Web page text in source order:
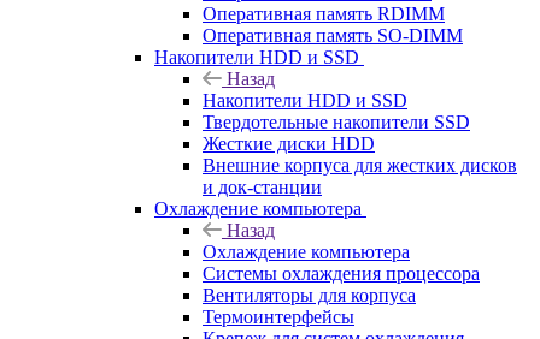
Оперативная память RDIMM
Оперативная память SO-DIMM
Накопители HDD и SSD
Назад
Накопители HDD и SSD
Твердотельные накопители SSD
Жесткие диски HDD
Внешние корпуса для жестких дисков
и док-станции
Охлаждение компьютера
Назад
Охлаждение компьютера
Системы охлаждения процессора
Вентиляторы для корпуса
Термоинтерфейсы